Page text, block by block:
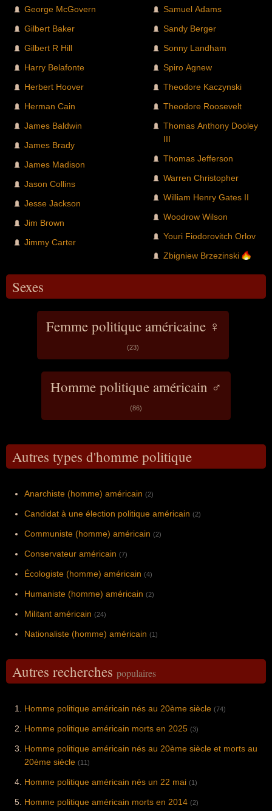
George McGovern
Gilbert Baker
Gilbert R Hill
Harry Belafonte
Herbert Hoover
Herman Cain
James Baldwin
James Brady
James Madison
Jason Collins
Jesse Jackson
Jim Brown
Jimmy Carter
Samuel Adams
Sandy Berger
Sonny Landham
Spiro Agnew
Theodore Kaczynski
Theodore Roosevelt
Thomas Anthony Dooley
III
Thomas Jefferson
Warren Christopher
William Henry Gates II
Woodrow Wilson
Youri Fiodorovitch Orlov
Zbigniew Brzezinski
Sexes
Femme politique américaine ♀
(23)
Homme politique américain ♂
(86)
Autres types d'homme politique
Anarchiste (homme) américain (2)
Candidat à une élection politique américain (2)
Communiste (homme) américain (2)
Conservateur américain (7)
Écologiste (homme) américain (4)
Humaniste (homme) américain (2)
Militant américain (24)
Nationaliste (homme) américain (1)
Autres recherches populaires
Homme politique américain nés au 20ème siècle (74)
Homme politique américain morts en 2025 (3)
Homme politique américain nés au 20ème siècle et morts au
20ème siècle (11)
Homme politique américain nés un 22 mai (1)
Homme politique américain morts en 2014 (2)